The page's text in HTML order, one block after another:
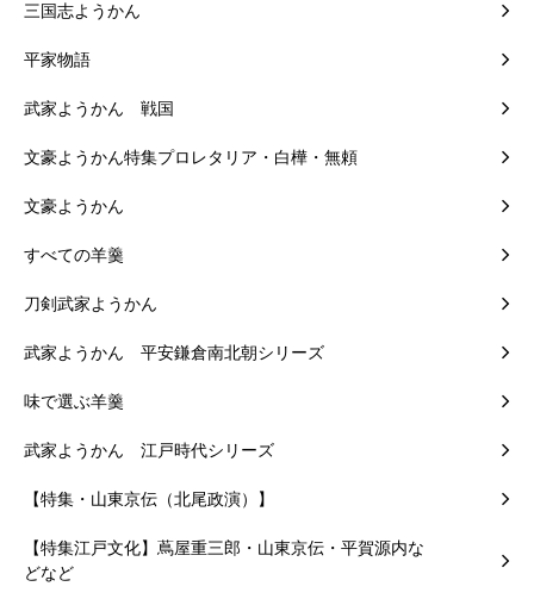
三国志ようかん
平家物語
武家ようかん 戦国
文豪ようかん特集プロレタリア・白樺・無頼
文豪ようかん
すべての羊羹
刀剣武家ようかん
武家ようかん 平安鎌倉南北朝シリーズ
味で選ぶ羊羹
武家ようかん 江戸時代シリーズ
【特集・山東京伝（北尾政演）】
【特集江戸文化】蔦屋重三郎・山東京伝・平賀源内な
どなど